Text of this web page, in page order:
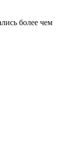
более чем